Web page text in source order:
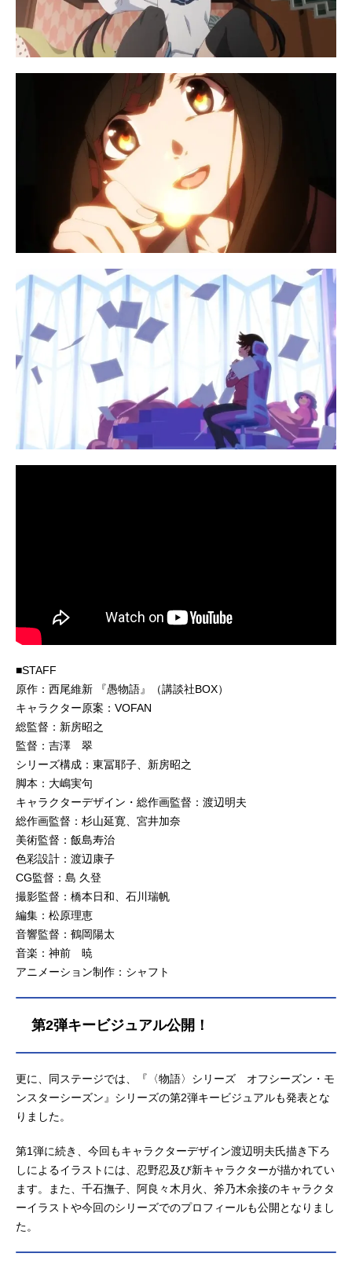
■STAFF
原作：西尾維新 『愚物語』（講談社BOX）
キャラクター原案：VOFAN
総監督：新房昭之
監督：吉澤 翠
シリーズ構成：東冨耶子、新房昭之
脚本：大嶋実句
キャラクターデザイン・総作画監督：渡辺明夫
総作画監督：杉山延寛、宮井加奈
美術監督：飯島寿治
色彩設計：渡辺康子
CG監督：島 久登
撮影監督：橋本日和、石川瑞帆
編集：松原理恵
音響監督：鶴岡陽太
音楽：神前 暁
アニメーション制作：シャフト
第2弾キービジュアル公開！
更に、同ステージでは、『〈物語〉シリーズ オフシーズン・モ
ンスターシーズン』シリーズの第2弾キービジュアルも発表とな
りました。
第1弾に続き、今回もキャラクターデザイン渡辺明夫氏描き下ろ
しによるイラストには、忍野忍及び新キャラクターが描かれてい
ます。また、千石撫子、阿良々木月火、斧乃木余接のキャラクタ
ーイラストや今回のシリーズでのプロフィールも公開となりまし
た。